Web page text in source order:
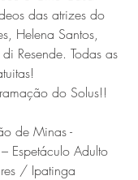
das atrizes do
Helena Santos,
Resende. Todas as
do Solus!!
de Minas -
Espetáculo Adulto
/ Ipatinga